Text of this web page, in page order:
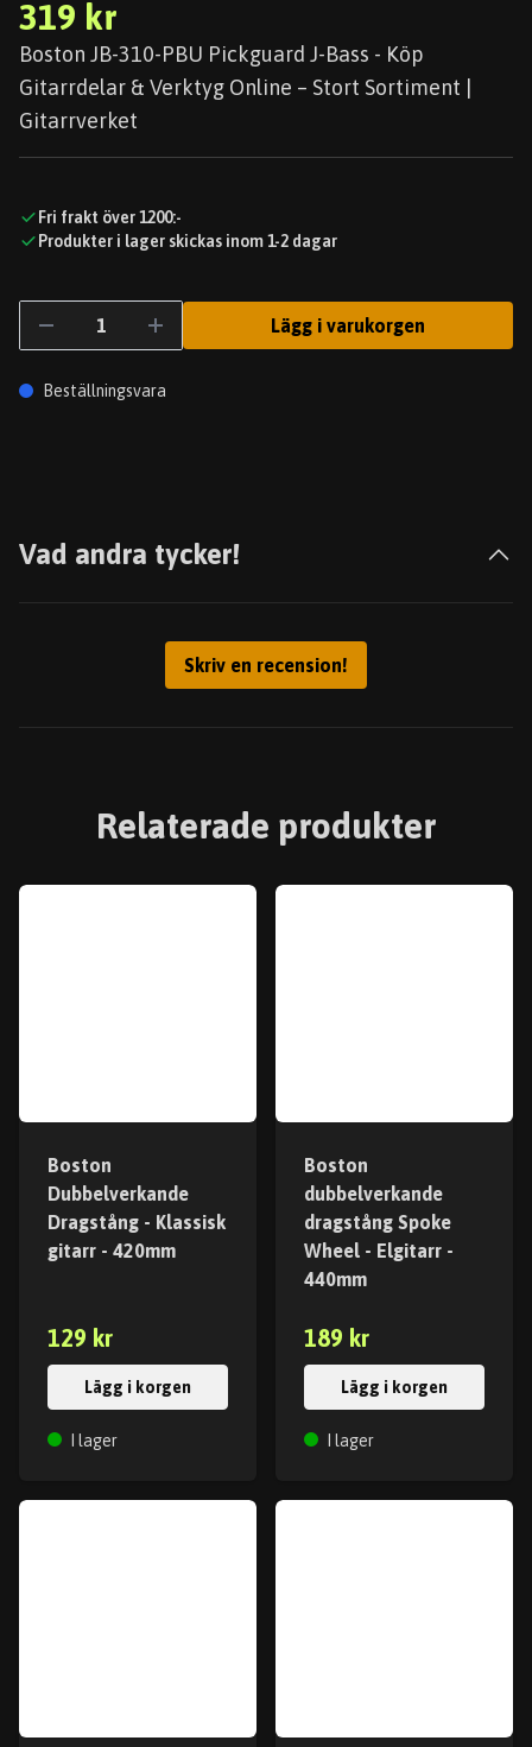
319 kr
Boston JB-310-PBU Pickguard J-Bass - Köp
Gitarrdelar & Verktyg Online – Stort Sortiment |
Gitarrverket
Fri frakt över 1200:-
Produkter i lager skickas inom 1-2 dagar
Lägg i varukorgen
Beställningsvara
Vad andra tycker!
Skriv en recension!
Relaterade produkter
Boston
Dubbelverkande
Dragstång - Klassisk
gitarr - 420mm
129 kr
Lägg i korgen
I lager
Boston
dubbelverkande
dragstång Spoke
Wheel - Elgitarr -
440mm
189 kr
Lägg i korgen
I lager